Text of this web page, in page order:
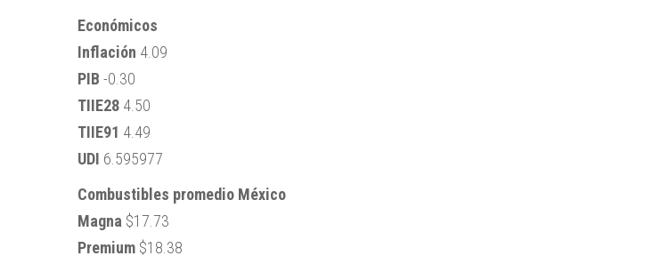
Económicos
Inflación 4.09
PIB -0.30
TIIE28 4.50
TIIE91 4.49
UDI 6.595977
Combustibles promedio México
Magna $17.73
Premium $18.38